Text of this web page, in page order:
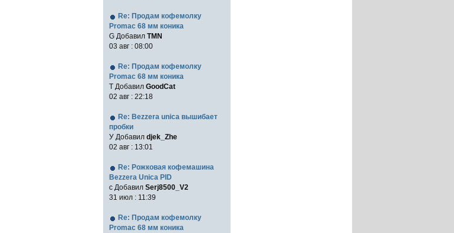
Re: Продам кофемолку
Promac 68 мм коника
G Добавил TMN
03 авг : 08:00
Re: Продам кофемолку
Promac 68 мм коника
T Добавил GoodCat
02 авг : 22:18
Re: Bezzera unica вышибает
пробки
У Добавил djek_Zhe
02 авг : 13:01
Re: Рожковая кофемашина
Bezzera Unica PID
с Добавил Serj8500_V2
31 июл : 11:39
Re: Продам кофемолку
Promac 68 мм коника